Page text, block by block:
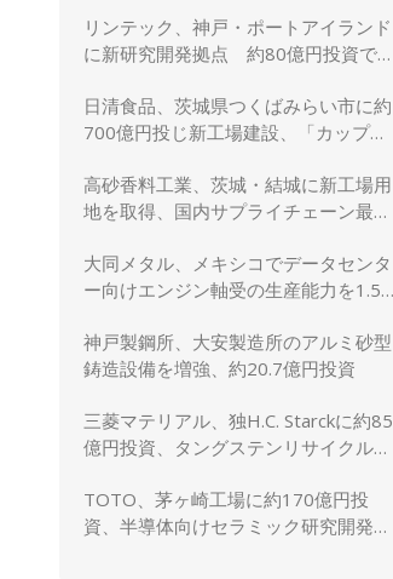
リンテック、神戸・ポートアイランド
に新研究開発拠点 約80億円投資で新
日清食品、茨城県つくばみらい市に約
700億円投じ新工場建設、「カップヌ
高砂香料工業、茨城・結城に新工場用
地を取得、国内サプライチェーン最適
大同メタル、メキシコでデータセンタ
ー向けエンジン軸受の生産能力を1.5
神戸製鋼所、大安製造所のアルミ砂型
鋳造設備を増強、約20.7億円投資
三菱マテリアル、独H.C. Starckに約85
億円投資、タングステンリサイクル能
TOTO、茅ヶ崎工場に約170億円投
資、半導体向けセラミック研究開発棟